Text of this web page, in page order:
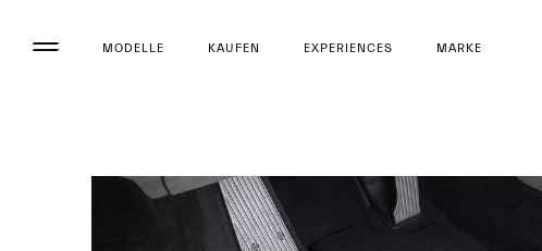
MODELLE KAUFEN EXPERIENCES MARKE